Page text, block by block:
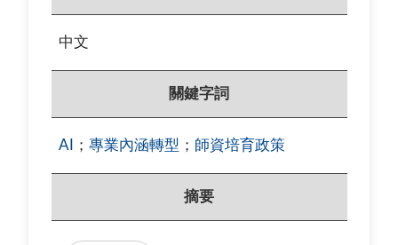
中文
關鍵字詞
AI ； 專業內涵轉型 ； 師資培育政策
摘要